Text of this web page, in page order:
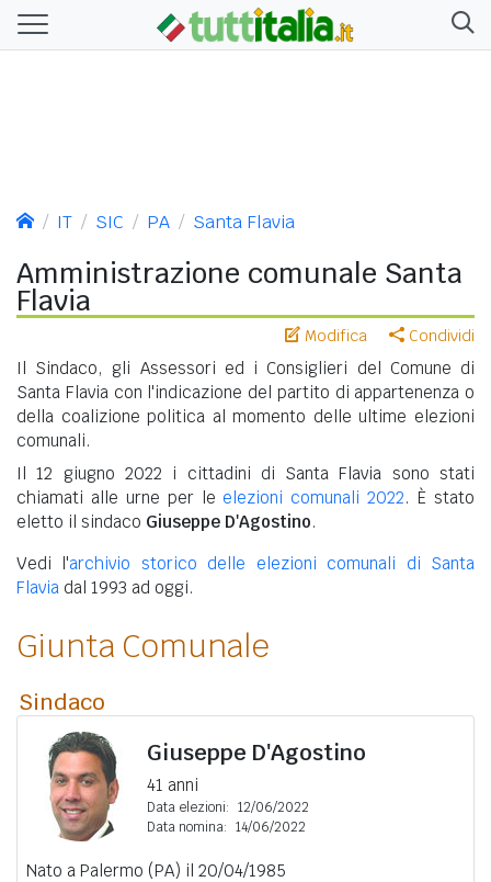
IT SIC PA Santa Flavia
Amministrazione comunale Santa
Flavia
Modifica Condividi
Il Sindaco, gli Assessori ed i Consiglieri del Comune di
Santa Flavia con l'indicazione del partito di appartenenza o
della coalizione politica al momento delle ultime elezioni
comunali.
Il 12 giugno 2022 i cittadini di Santa Flavia sono stati
chiamati alle urne per le elezioni comunali 2022. È stato
eletto il sindaco Giuseppe D'Agostino.
Vedi l'archivio storico delle elezioni comunali di Santa
Flavia dal 1993 ad oggi.
Giunta Comunale
Sindaco
Giuseppe D'Agostino
41 anni
Data elezioni: 12/06/2022
Data nomina: 14/06/2022
Nato a Palermo (PA) il 20/04/1985